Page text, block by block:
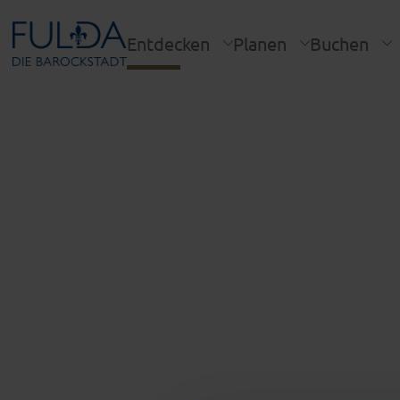
Entdecken Planen Buchen